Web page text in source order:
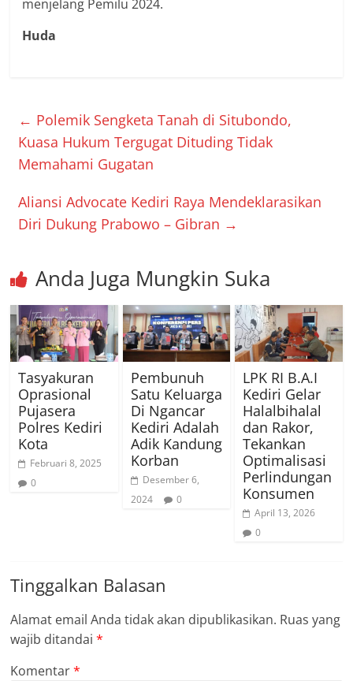
menjelang Pemilu 2024.
Huda
← Polemik Sengketa Tanah di Situbondo,
Kuasa Hukum Tergugat Dituding Tidak
Memahami Gugatan
Aliansi Advocate Kediri Raya Mendeklarasikan
Diri Dukung Prabowo – Gibran →
Anda Juga Mungkin Suka
Tasyakuran
Oprasional
Pujasera
Polres Kediri
Kota
Februari 8, 2025
0
Pembunuh
Satu Keluarga
Di Ngancar
Kediri Adalah
Adik Kandung
Korban
Desember 6,
2024
0
LPK RI B.A.I
Kediri Gelar
Halalbihalal
dan Rakor,
Tekankan
Optimalisasi
Perlindungan
Konsumen
April 13, 2026
0
Tinggalkan Balasan
Alamat email Anda tidak akan dipublikasikan. Ruas yang
wajib ditandai*
Komentar*